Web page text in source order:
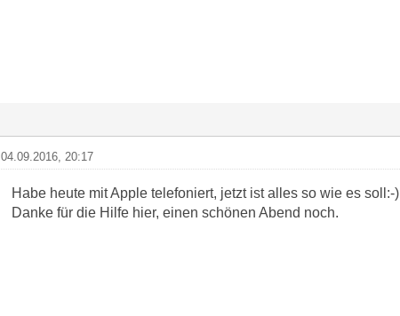
04.09.2016, 20:17
Habe heute mit Apple telefoniert, jetzt ist alles so wie es soll:-)
Danke für die Hilfe hier, einen schönen Abend noch.